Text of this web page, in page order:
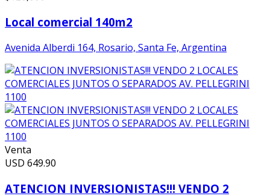
Local comercial 140m2
Avenida Alberdi 164, Rosario, Santa Fe, Argentina
Venta
USD 649.90
ATENCION INVERSIONISTAS!!! VENDO 2